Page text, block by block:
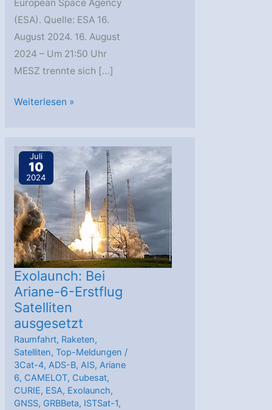
European Space Agency
(ESA). Quelle: ESA 16.
August 2024. 16. August
2024 – Um 21:50 Uhr
MESZ trennte sich […]
ESA:
und
Φsat-
2
starten
in
die
Umlaufbahn
Weiterlesen »
Juli
10
2024
Exolaunch: Bei
Ariane-6-Erstflug
Satelliten
ausgesetzt
Raumfahrt, Raketen,
Satelliten,Top-Meldungen /
3Cat-4,ADS-B,AIS,Ariane
6, CAMELOT, Cubesat,
CURIE, ESA, Exolaunch,
GNSS, GRBBeta, ISTSat-1,